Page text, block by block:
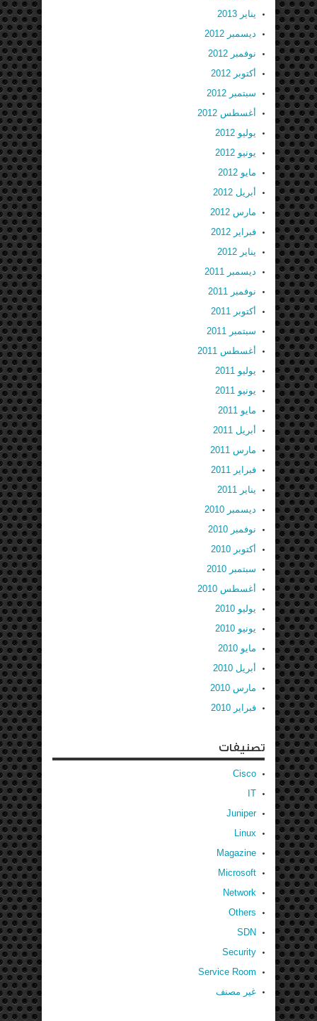
يناير 2013
ديسمبر 2012
نوفمبر 2012
أكتوبر 2012
سبتمبر 2012
أغسطس 2012
يوليو 2012
يونيو 2012
مايو 2012
أبريل 2012
مارس 2012
فبراير 2012
يناير 2012
ديسمبر 2011
نوفمبر 2011
أكتوبر 2011
سبتمبر 2011
أغسطس 2011
يوليو 2011
يونيو 2011
مايو 2011
أبريل 2011
مارس 2011
فبراير 2011
يناير 2011
ديسمبر 2010
نوفمبر 2010
أكتوبر 2010
سبتمبر 2010
أغسطس 2010
يوليو 2010
يونيو 2010
مايو 2010
أبريل 2010
مارس 2010
فبراير 2010
تصنيفات
Cisco
IT
Juniper
Linux
Magazine
Microsoft
Network
Others
SDN
Security
Service Room
غير مصنف